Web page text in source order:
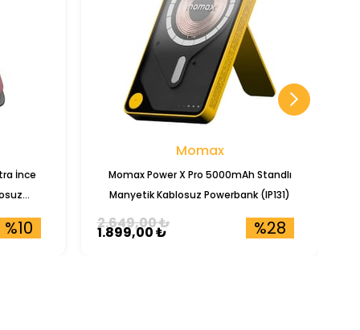
İnce
%10
Momax
Momax Power X Pro 5000mAh Standlı
Manyetik Kablosuz Powerbank (IP131)
%28
1.899,00 ₺
2.649,00 ₺